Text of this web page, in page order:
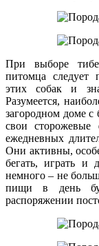
При выборе
питомца следует
этих собак и
Разумеется,
загородном доме с
свои
ежедневных
Они активны,
бегать, играть и
немного – не
пищи в день
распоряжении